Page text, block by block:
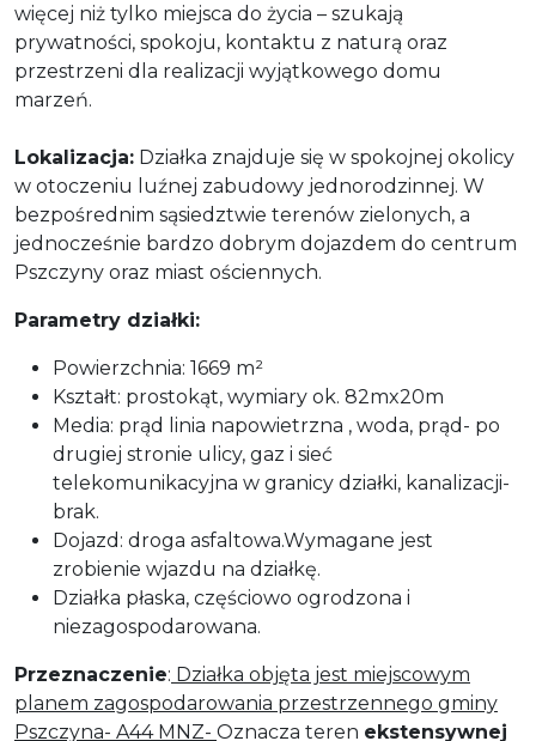
więcej niż tylko miejsca do życia – szukają
prywatności, spokoju, kontaktu z naturą oraz
przestrzeni dla realizacji wyjątkowego domu
marzeń.
Lokalizacja: Działka znajduje się w spokojnej okolicy
w otoczeniu luźnej zabudowy jednorodzinnej. W
bezpośrednim sąsiedztwie terenów zielonych, a
jednocześnie bardzo dobrym dojazdem do centrum
Pszczyny oraz miast ościennych.
Parametry działki:
Powierzchnia: 1669 m²
Kształt: prostokąt, wymiary ok. 82mx20m
Media: prąd linia napowietrzna , woda, prąd- po
drugiej stronie ulicy, gaz i sieć
telekomunikacyjna w granicy działki, kanalizacji-
brak.
Dojazd: droga asfaltowa.Wymagane jest
zrobienie wjazdu na działkę.
Działka płaska, częściowo ogrodzona i
niezagospodarowana.
Przeznaczenie: Działka objęta jest miejscowym
planem zagospodarowania przestrzennego gminy
Pszczyna- A44 MNZ- Oznacza teren ekstensywnej